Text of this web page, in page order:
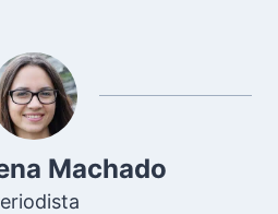
Machado